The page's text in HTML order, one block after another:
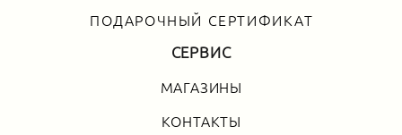
ПОДАРОЧНЫЙ СЕРТИФИКАТ
СЕРВИС
МАГАЗИНЫ
КОНТАКТЫ